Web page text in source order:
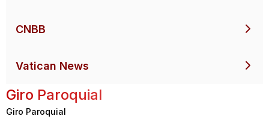
CNBB
Vatican News
Giro Paroquial
Giro Paroquial